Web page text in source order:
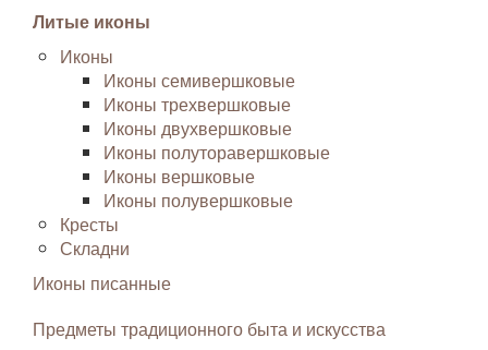
Литые иконы
Иконы
Иконы семивершковые
Иконы трехвершковые
Иконы двухвершковые
Иконы полуторавершковые
Иконы вершковые
Иконы полувершковые
Кресты
Складни
Иконы писанные
Предметы традиционного быта и искусства